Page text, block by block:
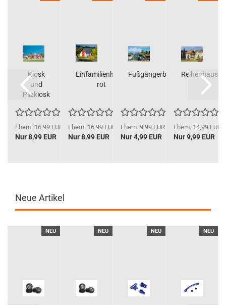
Kiosk
und
Pilzkiosk
Ehem. 16,99 EUR
Nur 8,99 EUR
Einfamilienhaus,
rot
Ehem. 16,99 EUR
Nur 8,99 EUR
Fußgängerbrücke
Ehem. 9,99 EUR
Nur 4,99 EUR
Reihenhaus
Ehem. 14,99 EUR
Nur 9,99 EUR
Neue Artikel
NEU NEU NEU NEU